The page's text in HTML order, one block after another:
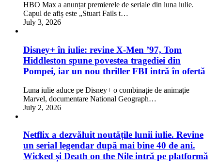
HBO Max a anunțat premierele de seriale din luna iulie.
Capul de afiș este „Stuart Fails t…
July 3, 2026
Disney+ în iulie: revine X-Men ’97, Tom
Hiddleston spune povestea tragediei din
Pompei, iar un nou thriller FBI intră în ofertă
Luna iulie aduce pe Disney+ o combinație de animație
Marvel, documentare National Geograph…
July 2, 2026
Netflix a dezvăluit noutățile lunii iulie. Revine
un serial legendar după mai bine 40 de ani.
Wicked și Death on the Nile intră pe platformă